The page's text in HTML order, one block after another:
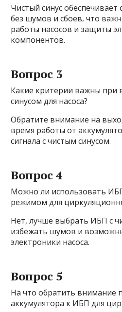
Чистый синус обеспечивает
без шумов и сбоев, что
работы насосов и защиты
компонентов.
Вопрос 3
Какие критерии важны при
синусом для насоса?
Обратите внимание на
время работы от
сигнала с чистым синусом.
Вопрос 4
Можно ли использовать
режимом для
Нет, лучше выбрать ИБП с
избежать шумов и
электроники насоса.
Вопрос 5
На что обратить внимание
аккумулятора к ИБП для